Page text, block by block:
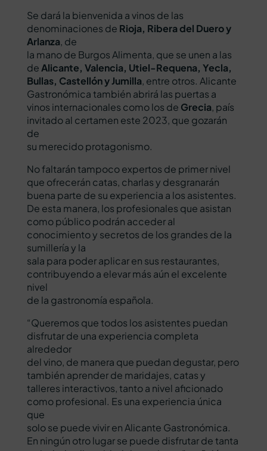
Se dará la bienvenida a vinos de las
denominaciones de Rioja, Ribera del Duero y
Arlanza, de
la mano de Burgos Alimenta, que se unen a las
de Alicante, Valencia, Utiel-Requena, Yecla,
Bullas, Castellón y Jumilla, entre otros. Alicante
Gastronómica también abrirá las puertas a
vinos internacionales como los de Grecia, país
invitado al certamen este 2023, que gozarán
de
su merecido protagonismo.
No faltarán tampoco expertos de primer nivel
que ofrecerán catas, charlas y desgranarán
buena parte de su experiencia a los asistentes.
De esta manera, los profesionales que asistan
como público podrán acceder al
conocimiento y secretos de los grandes de la
sumillería y la
sala para poder aplicar en sus restaurantes,
contribuyendo a elevar más aún el excelente
nivel
de la gastronomía española.
“Queremos que todos los asistentes puedan
disfrutar de una experiencia completa
alrededor
del vino, de manera que puedan degustar, pero
también aprender de maridajes, catas y
talleres interactivos, tanto a nivel aficionado
como profesional. Es una experiencia única
que
solo se puede vivir en Alicante Gastronómica.
En ningún otro lugar se puede disfrutar de tanta